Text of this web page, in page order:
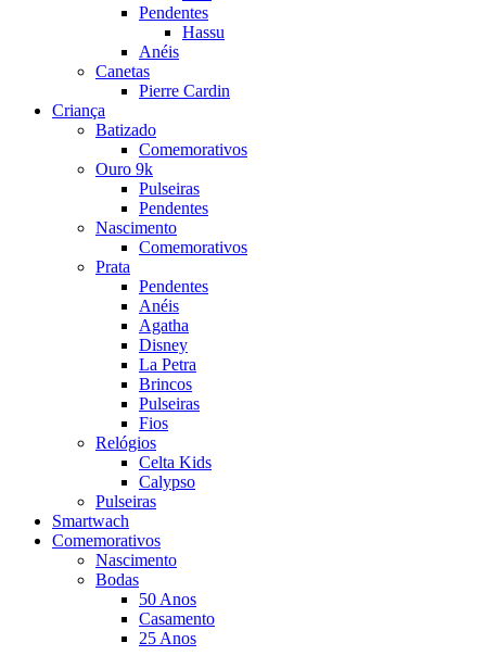
Pendentes
Hassu
Anéis
Canetas
Pierre Cardin
Criança
Batizado
Comemorativos
Ouro 9k
Pulseiras
Pendentes
Nascimento
Comemorativos
Prata
Pendentes
Anéis
Agatha
Disney
La Petra
Brincos
Pulseiras
Fios
Relógios
Celta Kids
Calypso
Pulseiras
Smartwach
Comemorativos
Nascimento
Bodas
50 Anos
Casamento
25 Anos